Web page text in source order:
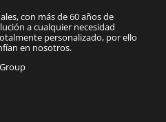
con más de 60 años de
a cualquier necesidad
personalizado, por ello
en nosotros.